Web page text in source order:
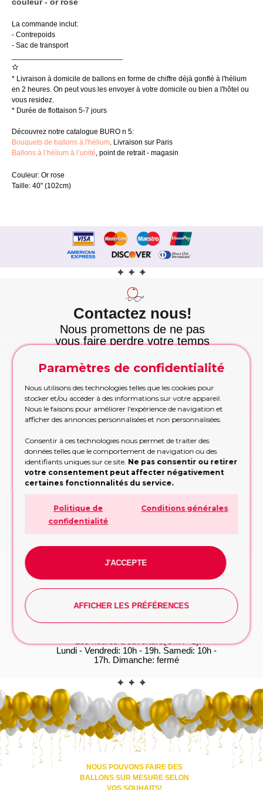
couleur - or rose
La commande inclut:
- Contrepoids
- Sac de transport
✫
* Livraison à domicile de ballons en forme de chiffre déjà gonflé à l'hélium
en 2 heures. On peut vous les envoyer à votre domicile ou bien a l'hôtel ou
vous residez.
* Durée de flottaison 5-7 jours
Découvrez notre catalogue BURO n 5:
Bouquets de ballons à l'hélium. Livraison sur Paris
Ballons à l’hélium à l’unité, point de retrait - magasin
Couleur: Or rose
Taille: 40" (102cm)
Contactez nous!
Nous promettons de ne pas
vous faire perdre votre temps
promesse!
Lundi - Vendredi: 10h - 19h. Samedi: 10h -
17h. Dimanche: fermé
Formulaire de demande
Remplissez le formulaire, nous vous
conseillerons sur la conception ou la décision
Etre rappelé
Trop occupé pour appeler? Partagez vos
contacts, nous vous rappellerons
RAPPELEZ-MOI!
Appelez maintenant
Appelez-nous pour les commandes urgentes
pendant les heures de bureau
APPELEZ MAINTENANT!
CONTACT
WhatsApp
Vous préférez taper? Commencez la
conversation dès maintenant, on s'occupe du
WHATSAPP
NOUS POUVONS FAIRE DES
BALLONS SUR MESURE SELON
Paramètres de confidentialité
Nous utilisons des technologies telles que les cookies pour
stocker et/ou accéder à des informations sur votre appareil.
Nous le faisons pour améliorer l'expérience de navigation et
afficher des annonces personnalisées et non personnalisées.
Consentir à ces technologies nous permet de traiter des
données telles que le comportement de navigation ou des
identifiants uniques sur ce site. Ne pas consentir ou retirer
votre consentement peut affecter négativement
certaines fonctionnalités du service.
Politique de
confidentialité
Conditions générales
J'ACCEPTE
AFFICHER LES PRÉFÉRENCES